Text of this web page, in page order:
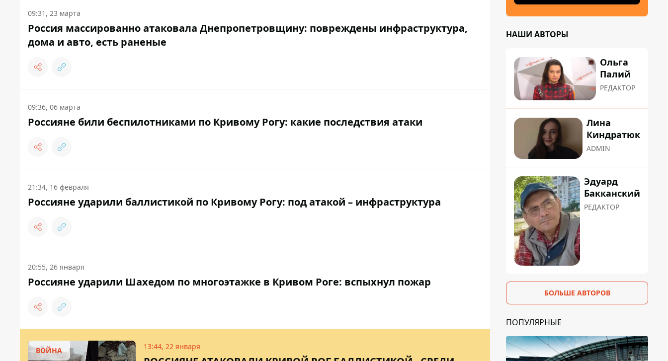
09:31, 23 марта
Россия массированно атаковала Днепропетровщину: повреждены инфраструктура,
дома и авто, есть раненые
09:36, 06 марта
Россияне били беспилотниками по Кривому Рогу: какие последствия атаки
21:34, 16 февраля
Россияне ударили баллистикой по Кривому Рогу: под атакой – инфраструктура
20:55, 26 января
Россияне ударили Шахедом по многоэтажке в Кривом Роге: вспыхнул пожар
ВОЙНА 13:44, 22 января
НАШИ АВТОРЫ
Ольга
Палий
РЕДАКТОР
Лина
Киндратюк
ADMIN
Эдуард
Бакканский
РЕДАКТОР
БОЛЬШЕ АВТОРОВ
ПОПУЛЯРНЫЕ